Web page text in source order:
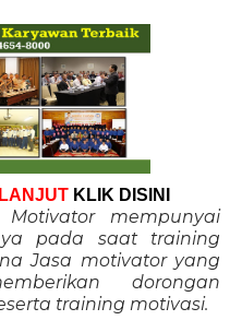
KLIK DISINI
mempunyai
pada saat training
Jasa motivator yang
dorongan
training motivasi.